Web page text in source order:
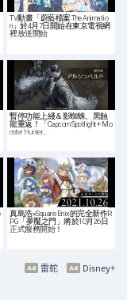
TV動畫「蔚藍檔案 The Animatio
n」於4月7日開始在東京電視網
裡放送開始
暫停功能上綫＆影蜘蛛、黑蝕
龍重返！「Capcom Spotlight + Mo
nster Hunter…
真島浩×Square Enix的完全新作R
PG「夢魘之門」將於10月26日
正式服務開始！
Disney+
雷蛇